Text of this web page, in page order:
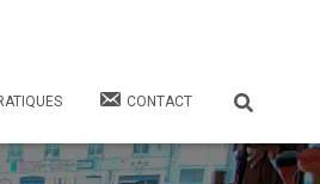
CONTACT